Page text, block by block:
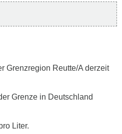
Grenzregion Reutte/A derzeit
Grenze in Deutschland
Liter.